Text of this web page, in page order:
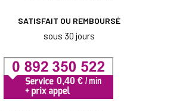
SATISFAIT OU REMBOURSÉ
sous 30 jours